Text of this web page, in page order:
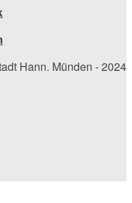
Hann. Münden - 2024